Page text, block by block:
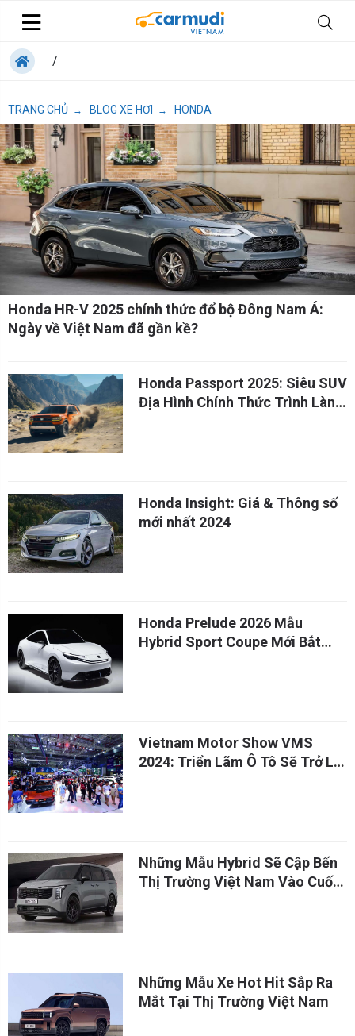
/
TRANG CHỦ → BLOG XE HƠI → HONDA
Honda HR-V 2025 chính thức đổ bộ Đông Nam Á:
Ngày về Việt Nam đã gần kề?
Honda Passport 2025: Siêu SUV
Địa Hình Chính Thức Trình Làng
Honda Insight: Giá & Thông số
mới nhất 2024
Honda Prelude 2026 Mẫu
Hybrid Sport Coupe Mới Bắt
Vietnam Motor Show VMS
2024: Triển Lãm Ô Tô Sẽ Trở Lại
Những Mẫu Hybrid Sẽ Cập Bến
Thị Trường Việt Nam Vào Cuối
Những Mẫu Xe Hot Hit Sắp Ra
Mắt Tại Thị Trường Việt Nam